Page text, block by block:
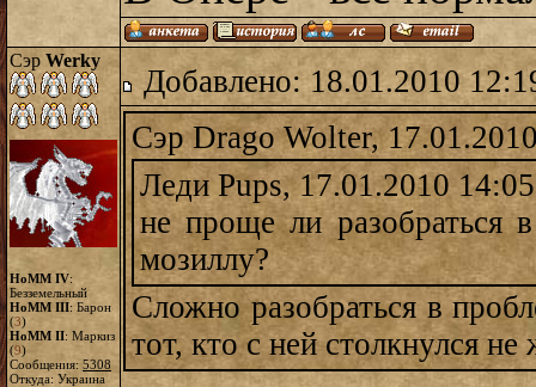
Сэр Werky
HoMM IV:
Безземельный
HoMM III: Барон
(3)
HoMM II: Маркиз
(9)
Сообщения: 5308
Откуда: Украина
Добавлено: 18.01.2010
Сэр Drago Wolter,
Леди Pups, 17.01.2010 14:05
не проще ли разобраться
мозиллу?
Сложно разобраться в
тот, кто с ней столкнулся